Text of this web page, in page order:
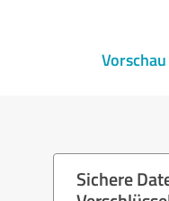
Vorschau
Sichere